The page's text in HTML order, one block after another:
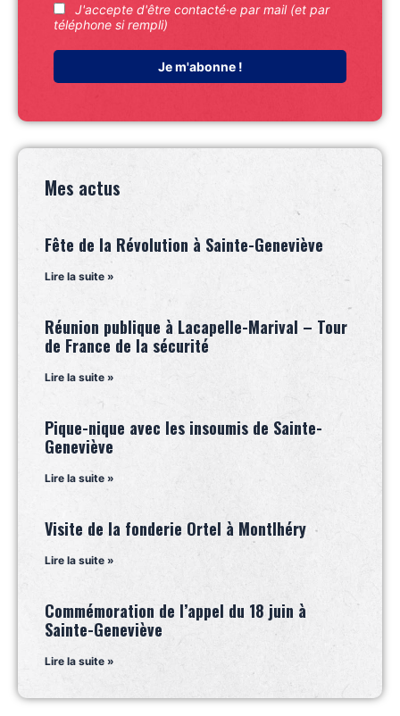
J'accepte d'être contacté·e par mail (et par
téléphone si rempli)
Mes actus
Fête de la Révolution à Sainte-Geneviève
Lire la suite »
Réunion publique à Lacapelle-Marival – Tour
de France de la sécurité
Lire la suite »
Pique-nique avec les insoumis de Sainte-
Geneviève
Lire la suite »
Visite de la fonderie Ortel à Montlhéry
Lire la suite »
Commémoration de l’appel du 18 juin à
Sainte-Geneviève
Lire la suite »